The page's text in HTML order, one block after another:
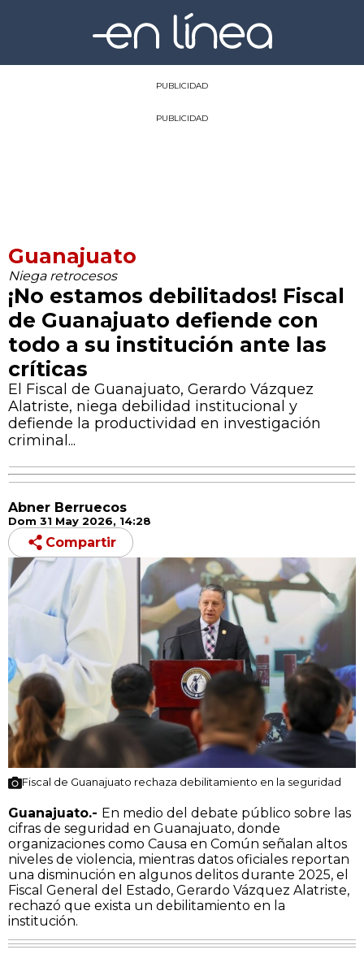
PUBLICIDAD
PUBLICIDAD
Guanajuato
Niega retrocesos
¡No estamos debilitados! Fiscal
de Guanajuato defiende con
todo a su institución ante las
críticas
El Fiscal de Guanajuato, Gerardo Vázquez
Alatriste, niega debilidad institucional y
defiende la productividad en investigación
criminal...
Abner Berruecos
Dom 31 May 2026, 14:28
Compartir
Fiscal de Guanajuato rechaza debilitamiento en la seguridad
Guanajuato.- En medio del debate público sobre las
cifras de seguridad en Guanajuato, donde
organizaciones como Causa en Común señalan altos
niveles de violencia, mientras datos oficiales reportan
una disminución en algunos delitos durante 2025, el
Fiscal General del Estado, Gerardo Vázquez Alatriste,
rechazó que exista un debilitamiento en la
institución.